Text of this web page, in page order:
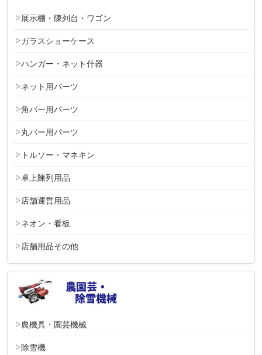
展示棚・陳列台・ワゴン
ガラスショーケース
ハンガー・ネット什器
ネット用パーツ
角バー用パーツ
丸バー用パーツ
トルソー・マネキン
卓上陳列用品
店舗運営用品
ネオン・看板
店舗用品その他
農機具・園芸機械
除雪機